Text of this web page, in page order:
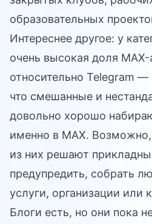
образовательных
Интереснее другое: у
очень высокая доля
относительно Telegram —
что смешанные и
довольно хорошо
именно в MAX.
из них решают
предупредить, собрать
услуги, организации или
Блоги есть, но они пока